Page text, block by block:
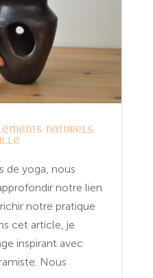
naturels,
de yoga, nous
notre lien
notre pratique
cet article, je
inspirant avec
Nous